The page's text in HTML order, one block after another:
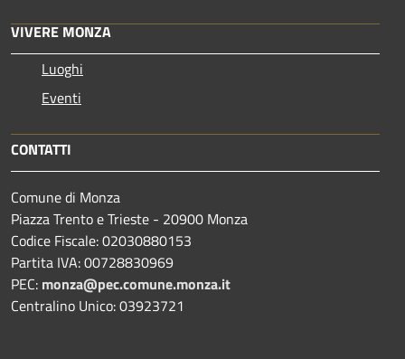
VIVERE MONZA
Luoghi
Eventi
CONTATTI
Comune di Monza
Piazza Trento e Trieste - 20900 Monza
Codice Fiscale: 02030880153
Partita IVA: 00728830969
PEC: monza@pec.comune.monza.it
Centralino Unico: 03923721